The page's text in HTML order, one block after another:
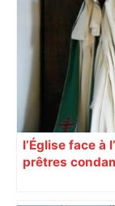
Sztulman
l’Église face à
prêtres